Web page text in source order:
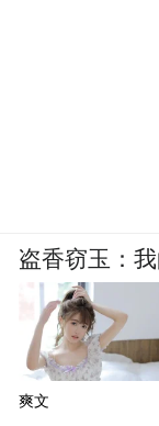
盗香窃玉：
爽文